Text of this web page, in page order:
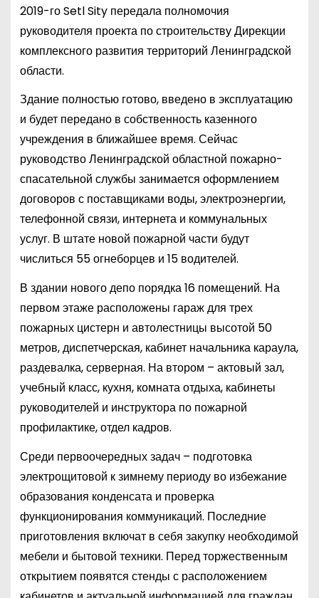
2019-гоSetlSity передала полномочия
руководителя проекта по строительству Дирекции
комплексного развития территорий Ленинградской
области.
Здание полностью готово, введено в эксплуатацию
и будет передано в собственность казенного
учреждения в ближайшее время. Сейчас
руководство Ленинградской областной пожарно-
спасательной службы занимается оформлением
договоров с поставщиками воды, электроэнергии,
телефонной связи, интернета и коммунальных
услуг. В штате новой пожарной части будут
числиться 55 огнеборцев и 15 водителей.
В здании нового депо порядка 16 помещений. На
первом этаже расположены гараж для трех
пожарных цистерн и автолестницы высотой 50
метров, диспетчерская, кабинет начальника караула,
раздевалка, серверная. На втором – актовый зал,
учебный класс, кухня, комната отдыха, кабинеты
руководителей и инструктора по пожарной
профилактике, отдел кадров.
Среди первоочередных задач – подготовка
электрощитовой к зимнему периоду во избежание
образования конденсата и проверка
функционирования коммуникаций. Последние
приготовления включат в себя закупку необходимой
мебели и бытовой техники. Перед торжественным
открытием появятся стенды с расположением